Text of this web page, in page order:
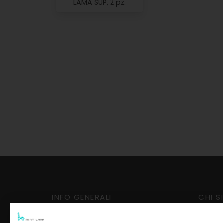
LAMA SUP, 2 pz.
INFO GENERALI CHI